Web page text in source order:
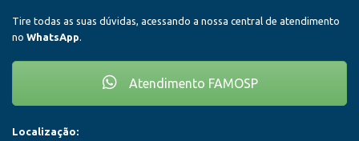
Tire todas as suas dúvidas, acessando a nossa central de atendimento
no WhatsApp.
Atendimento FAMOSP
Localização: